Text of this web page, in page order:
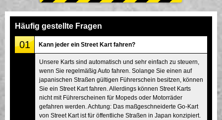
Bewertungen
Unternehmen
Tokio Shinagawa Tokio Akihabara#1
Tokio Akihabara#2 Tokio Shibuya
Tokio Shibuya Annex Tokio Bucht
Tokio Asakusa Osaka
Häufig gestellte Fragen
01 Kann jeder ein Street Kart fahren?
Unsere Karts sind automatisch und sehr einfach zu steuern,
wenn Sie regelmäßig Auto fahren. Solange Sie einen auf
japanischen Straßen gültigen Führerschein besitzen, können
Sie ein Street Kart fahren. Allerdings können Street Karts
nicht mit Führerscheinen für Mopeds oder Motorräder
gefahren werden. Achtung: Das maßgeschneiderte Go-Kart
von Street Kart ist für öffentliche Straßen in Japan konzipiert.